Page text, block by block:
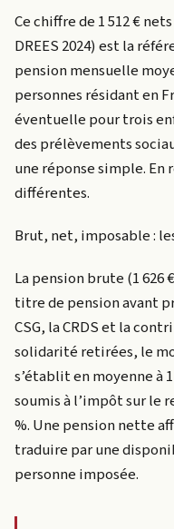
Ce chiffre de 1 512 €
DREES 2024) est la
pension mensuelle
personnes résidant en
éventuelle pour trois
des prélèvements
une réponse simple.
différentes.
Brut, net, imposable :
La pension brute (1
titre de pension avant
CSG, la CRDS et la
solidarité retirées, le
s’établit en moyenne à
soumis à l’impôt sur le
%. Une pension nette
traduire par une
personne imposée.